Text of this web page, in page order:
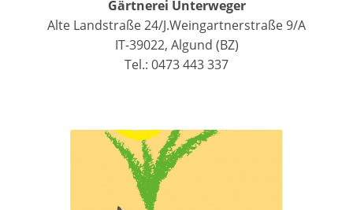
Gärtnerei Unterweger
Alte Landstraße 24/J.Weingartnerstraße 9/A
IT-39022, Algund (BZ)
Tel.: 0473 443 337